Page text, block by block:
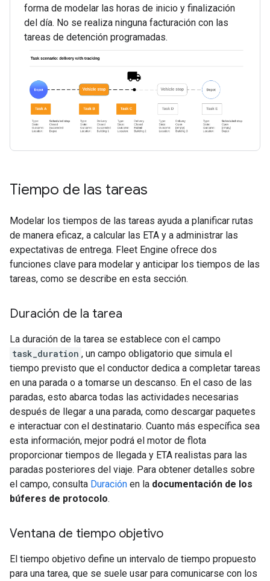
forma de modelar las horas de inicio y finalización
del día. No se realiza ninguna facturación con las
tareas de detención programadas.
Tiempo de las tareas
Modelar los tiempos de las tareas ayuda a planificar rutas
de manera eficaz, a calcular las ETA y a administrar las
expectativas de entrega. Fleet Engine ofrece dos
funciones clave para modelar y anticipar los tiempos de las
tareas, como se describe en esta sección.
Duración de la tarea
La duración de la tarea se establece con el campo
task_duration , un campo obligatorio que simula el
tiempo previsto que el conductor dedica a completar tareas
en una parada o a tomarse un descanso. En el caso de las
paradas, esto abarca todas las actividades necesarias
después de llegar a una parada, como descargar paquetes
e interactuar con el destinatario. Cuanto más específica sea
esta información, mejor podrá el motor de flota
proporcionar tiempos de llegada y ETA realistas para las
paradas posteriores del viaje. Para obtener detalles sobre
el campo, consulta Duración en la documentación de los
búferes de protocolo.
Ventana de tiempo objetivo
El tiempo objetivo define un intervalo de tiempo propuesto
para una tarea, que se suele usar para comunicarse con los